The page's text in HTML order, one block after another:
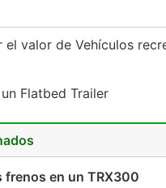
el valor de Vehículos
Flatbed Trailer
frenos en un TRX300